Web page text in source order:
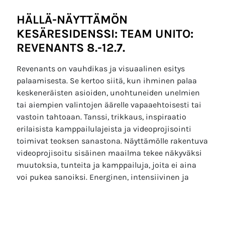
HÄLLÄ-NÄYTTÄMÖN
KESÄRESIDENSSI: TEAM UNITO:
REVENANTS 8.-12.7.
Revenants on vauhdikas ja visuaalinen esitys
palaamisesta. Se kertoo siitä, kun ihminen palaa
keskeneräisten asioiden, unohtuneiden unelmien
tai aiempien valintojen äärelle vapaaehtoisesti tai
vastoin tahtoaan. Tanssi, trikkaus, inspiraatio
erilaisista kamppailulajeista ja videoprojisointi
toimivat teoksen sanastona. Näyttämölle rakentuva
videoprojisoitu sisäinen maailma tekee näkyväksi
muutoksia, tunteita ja kamppailuja, joita ei aina
voi pukea sanoiksi. Energinen, intensiivinen ja